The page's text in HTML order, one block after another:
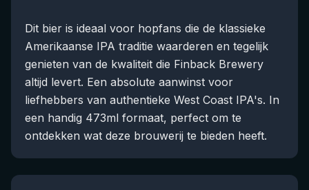
Dit bier is ideaal voor hopfans die de klassieke
Amerikaanse IPA traditie waarderen en tegelijk
genieten van de kwaliteit die Finback Brewery
altijd levert. Een absolute aanwinst voor
liefhebbers van authentieke West Coast IPA's. In
een handig 473ml formaat, perfect om te
ontdekken wat deze brouwerij te bieden heeft.